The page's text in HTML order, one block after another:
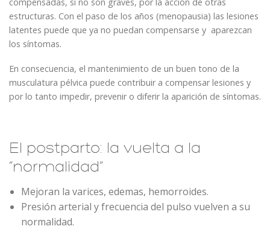
estructuras. Con el paso de los años (menopausia) las lesiones
latentes puede que ya no puedan compensarse y aparezcan
los síntomas.
En consecuencia, el mantenimiento de un buen tono de la
musculatura pélvica puede contribuir a compensar lesiones y
por lo tanto impedir, prevenir o diferir la aparición de síntomas.
El postparto: la vuelta a la
“normalidad”
Mejoran la varices, edemas, hemorroides.
Presión arterial y frecuencia del pulso vuelven a su
normalidad.